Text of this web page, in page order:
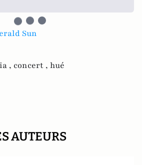
Sun
, concert , hué
AUTEURS